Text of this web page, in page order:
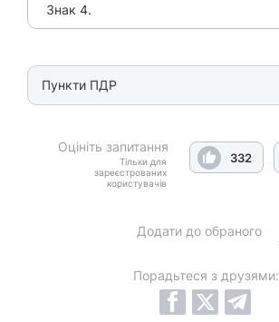
Знак 4.
Пункти ПДР
Оцініть запитання
Тільки для
зареєстрованих
користувачів
332
Додати до обраного
Порадьтеся з друзями: